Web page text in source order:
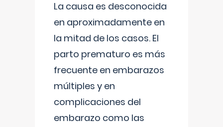
La causa es desconocida
en aproximadamente en
la mitad de los casos. El
parto prematuro es más
frecuente en embarazos
múltiples y en
complicaciones del
embarazo como las